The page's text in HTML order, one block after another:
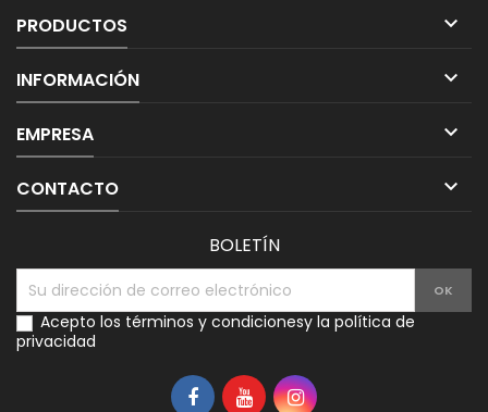
PRODUCTOS 
INFORMACIÓN 
EMPRESA 
CONTACTO 
BOLETÍN
Acepto los términos y condicionesy la política de
privacidad